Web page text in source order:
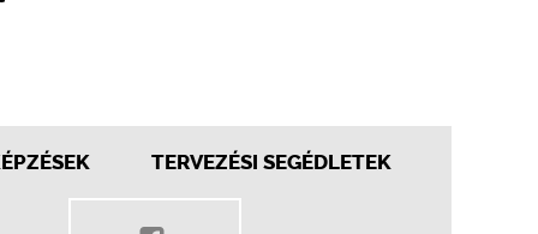
TERVEZÉSI SEGÉDLETEK